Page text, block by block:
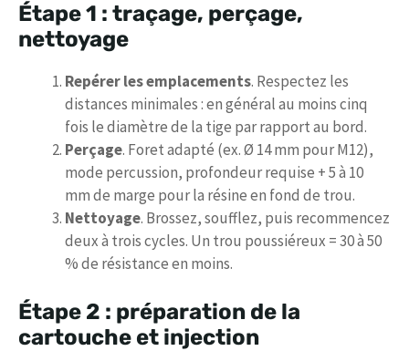
Étape 1 : traçage, perçage,
nettoyage
Repérer les emplacements. Respectez les
distances minimales : en général au moins cinq
fois le diamètre de la tige par rapport au bord.
Perçage. Foret adapté (ex. Ø 14 mm pour M12),
mode percussion, profondeur requise + 5 à 10
mm de marge pour la résine en fond de trou.
Nettoyage. Brossez, soufflez, puis recommencez
deux à trois cycles. Un trou poussiéreux = 30 à 50
% de résistance en moins.
Étape 2 : préparation de la
cartouche et injection